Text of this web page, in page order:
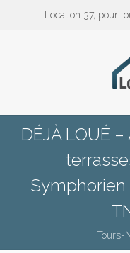
Location 37, pour
DÉJÀ LOUÉ
Symphorien
Tours-